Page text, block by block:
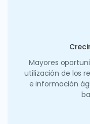
Mayores
utilización de los
e información